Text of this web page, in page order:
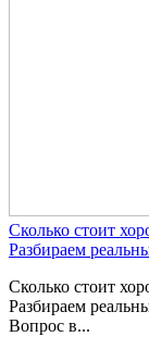
Сколько стоит
Разбираем
Сколько стоит
Разбираем
Вопрос в...